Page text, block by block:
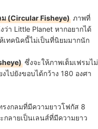
(Circular Fisheye) ภาพที่
า Little Planet หากอยากได้
เทคนิคนี้ไม่เป็นที่นิยมมากนัก
ซึ่งจะให้ภาพเต็มเฟรมไม่
ปยังขอบได้กว้าง 180 องศา
งกลมที่มีความยาวโฟกัส 8
กลายเป็นเลนส์ที่มีความยาว